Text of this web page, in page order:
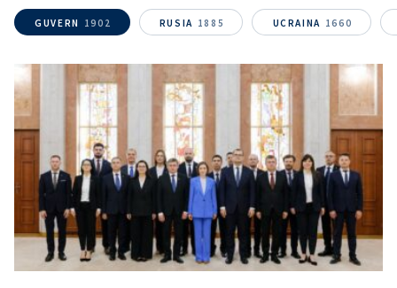
GUVERN 1902 RUSIA 1885 UCRAINA 1660